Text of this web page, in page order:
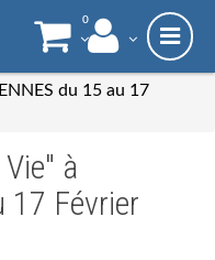
0
du 15 au 17
à
17 Février